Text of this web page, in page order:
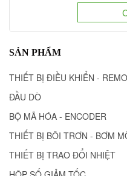
SẢN PHẨM
THIẾT BỊ ĐIỀU KHIỂN -
ĐẦU DÒ
BỘ MÃ HÓA - ENCODER
THIẾT BỊ BÔI TRƠN - BƠM
THIẾT BỊ TRAO ĐỔI NHIỆT